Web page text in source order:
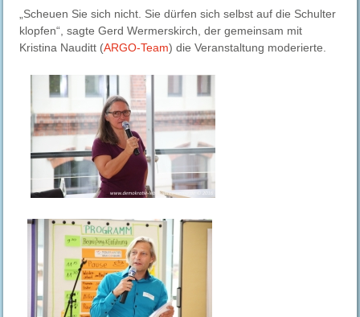
„Scheuen Sie sich nicht. Sie dürfen sich selbst auf die Schulter
klopfen“, sagte Gerd Wermerskirch, der gemeinsam mit
Kristina Nauditt (ARGO-Team) die Veranstaltung moderierte.